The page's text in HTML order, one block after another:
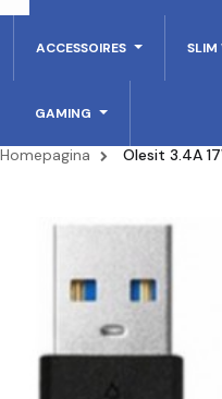
ACCESSOIRES SLIM
GAMING
Homepagina Olesit 3.4A